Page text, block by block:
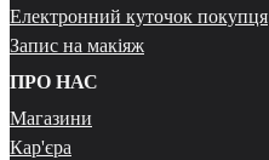
Електронний куточок покупця
Запис на макіяж
ПРО НАС
Магазини
Кар'єра